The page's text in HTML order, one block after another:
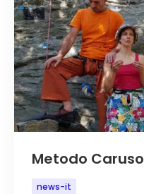
Metodo Caruso
news-it